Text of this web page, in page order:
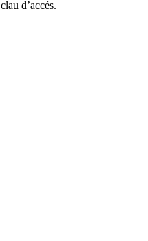
d’accés.